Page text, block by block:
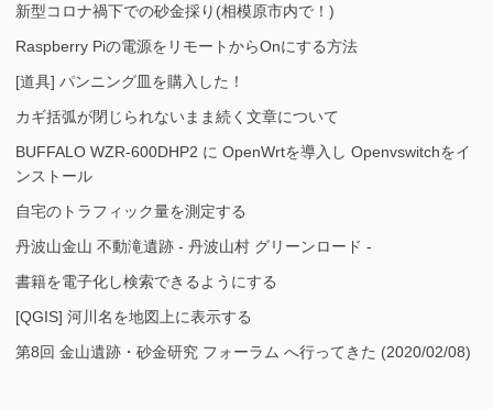
新型コロナ禍下での砂金採り(相模原市内で！)
Raspberry Piの電源をリモートからOnにする方法
[道具] パンニング皿を購入した！
カギ括弧が閉じられないまま続く文章について
BUFFALO WZR-600DHP2 に OpenWrtを導入し Openvswitchをイ
ンストール
自宅のトラフィック量を測定する
丹波山金山 不動滝遺跡 - 丹波山村 グリーンロード -
書籍を電子化し検索できるようにする
[QGIS] 河川名を地図上に表示する
第8回 金山遺跡・砂金研究 フォーラム へ行ってきた (2020/02/08)